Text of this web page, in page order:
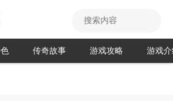
传奇故事 游戏攻略 游戏